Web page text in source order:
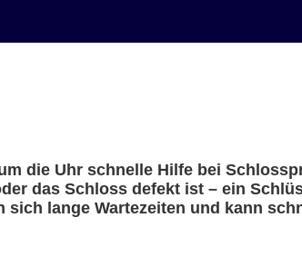
die Uhr schnelle Hilfe bei
das Schloss defekt ist – ein
lange Wartezeiten und kann